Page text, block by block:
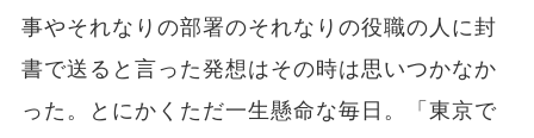
事やそれなりの部署のそれなりの役職の人に封
書で送ると言った発想はその時は思いつかなか
った。とにかくただ一生懸命な毎日。「東京で